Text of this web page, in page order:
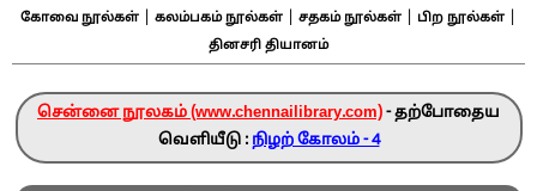
கோவை நூல்கள் கலம்பகம் நூல்கள் சதகம் நூல்கள் பிற நூல்கள்
தினசரி தியானம்
சென்னை நூலகம் (www.chennailibrary.com)- தற்போதைய
வெளியீடு : நிழற் கோலம் - 4